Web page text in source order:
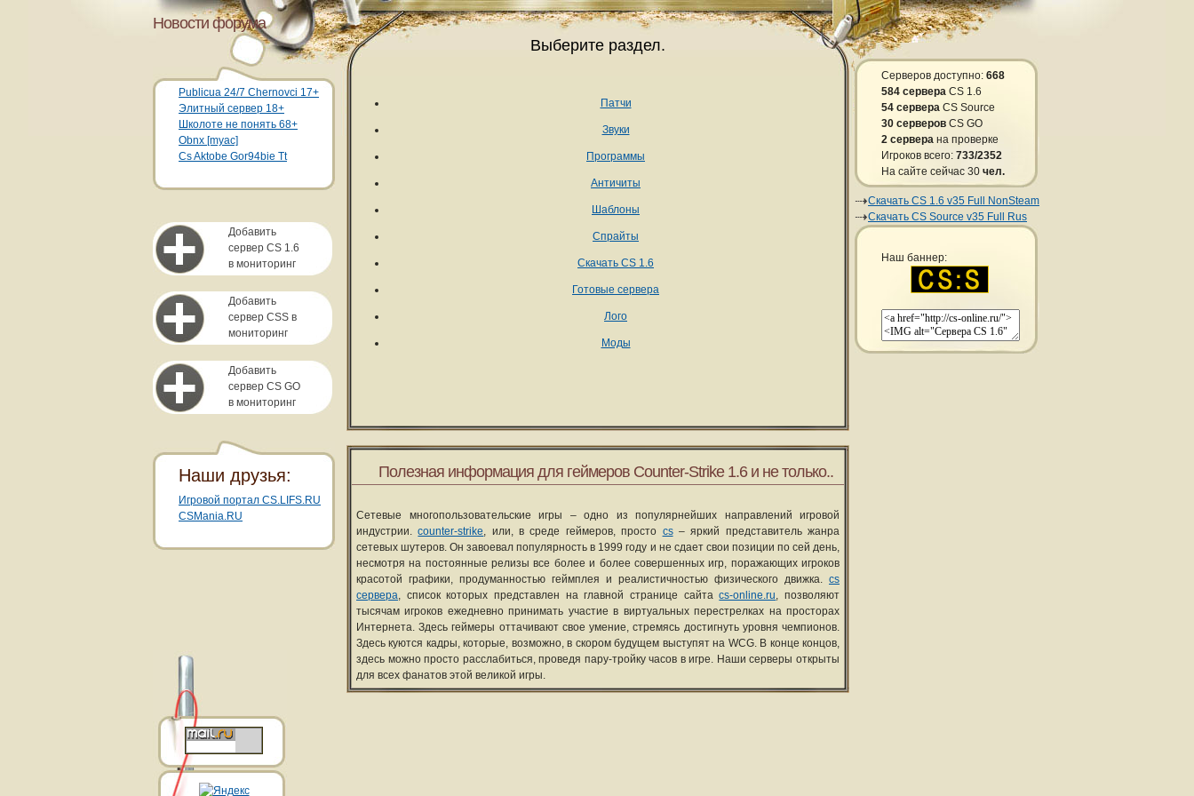
Новости форума
Publicua 24/7 Chernovci 17+
Элитный сервер 18+
Школоте не понять 68+
Obnx [myac]
Cs Aktobe Gor94bie Tt
Добавить
сервер CS 1.6
в мониторинг
Добавить
сервер CSS в
мониторинг
Добавить
сервер CS GO
в мониторинг
Серверов доступно: 668
584 сервера CS 1.6
54 сервера CS Source
30 серверов CS GO
2 сервера на проверке
Игроков всего: 733/2352
На сайте сейчас 30 чел.
Скачать CS 1.6 v35 Full NonSteam
Скачать CS Source v35 Full Rus
Наш баннер:
Выберите раздел.
Патчи
Звуки
Программы
Античиты
Шаблоны
Спрайты
Скачать CS 1.6
Готовые сервера
Лого
Моды
Полезная информация для геймеров Counter-Strike 1.6 и не только..
Сетевые многопользовательские игры – одно из популярнейших направлений игровой
индустрии.counter-strike, или, в среде геймеров, просто cs– яркий представитель жанра
сетевых шутеров. Он завоевал популярность в 1999 году и не сдает свои позиции по сей день,
несмотря на постоянные релизы все более и более совершенных игр, поражающих игроков
красотой графики, продуманностью геймплея и реалистичностью физического движка. cs
сервера, список которых представлен на главной странице сайтаcs-online.ru, позволяют
тысячам игроков ежедневно принимать участие в виртуальных перестрелках на просторах
Интернета. Здесь геймеры оттачивают свое умение, стремясь достигнуть уровня чемпионов.
Здесь куются кадры, которые, возможно, в скором будущем выступят на WCG. В конце концов,
здесь можно просто расслабиться, проведя пару-тройку часов в игре. Наши серверы открыты
для всех фанатов этой великой игры.
Наши друзья:
Игровой портал CS.LIFS.RU
CSMania.RU